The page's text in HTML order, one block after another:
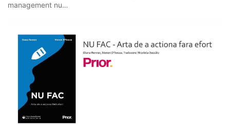
management nu…